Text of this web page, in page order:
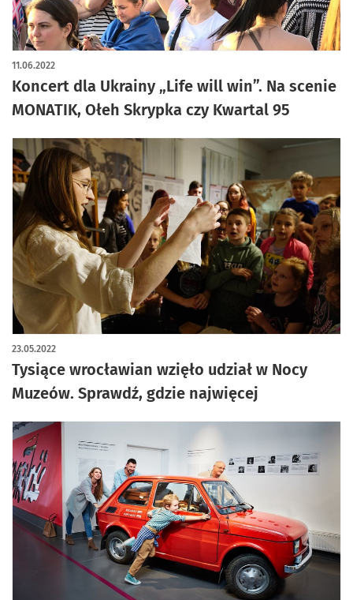
Koncert dla Ukrainy „Life will win”. Na scenie
MONATIK, Ołeh Skrypka czy Kwartal 95
11.06.2022
Tysiące wrocławian wzięło udział w Nocy
Muzeów. Sprawdź, gdzie najwięcej
23.05.2022